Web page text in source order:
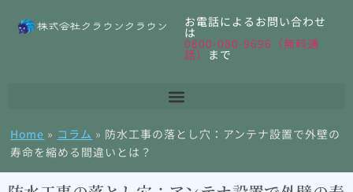
お電話によるお問い合わせ
は
0800-080-9696（無料通
話） まで
Home » コラム » 防水工事の落とし穴：アンテナ設置で外壁の
寿命を縮める間違いとは？